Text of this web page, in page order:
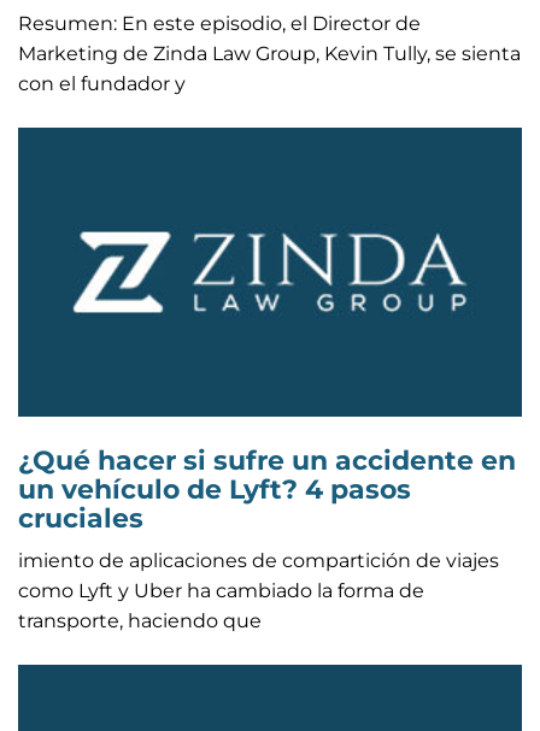
Resumen: En este episodio, el Director de
Marketing de Zinda Law Group, Kevin Tully, se sienta
con el fundador y
¿Qué hacer si sufre un accidente en
un vehículo de Lyft? 4 pasos
cruciales
imiento de aplicaciones de compartición de viajes
como Lyft y Uber ha cambiado la forma de
transporte, haciendo que